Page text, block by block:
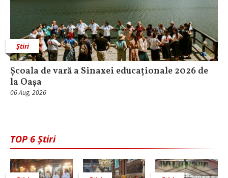
Știri
Școala de vară a Sinaxei educaționale 2026 de
la Oaşa
06 Aug, 2026
TOP 6 Știri